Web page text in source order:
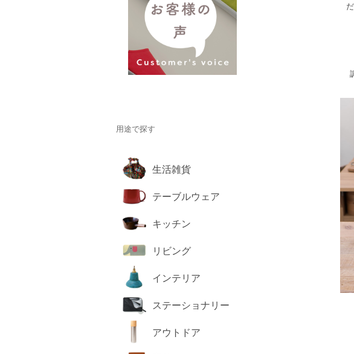
用途で探す
生活雑貨
テーブルウェア
キッチン
リビング
インテリア
ステーショナリー
アウトドア